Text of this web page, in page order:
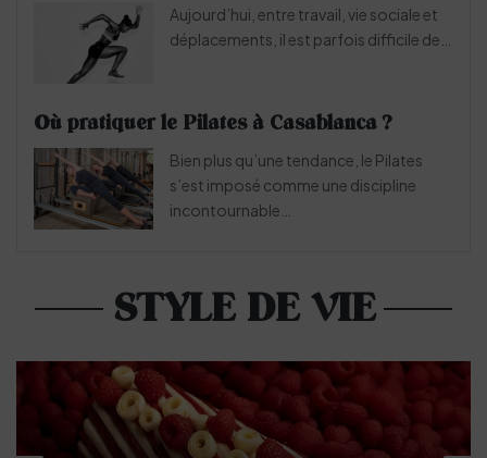
Aujourd’hui, entre travail, vie sociale et
déplacements, il est parfois difficile de…
Où pratiquer le Pilates à Casablanca ?
Bien plus qu’une tendance, le Pilates
s’est imposé comme une discipline
incontournable…
STYLE DE VIE